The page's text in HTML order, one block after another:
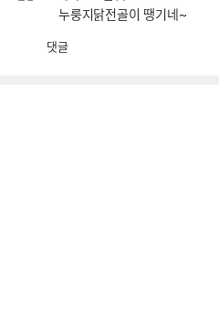
누룽지닭전골이 땡기네~
댓글